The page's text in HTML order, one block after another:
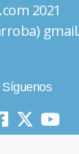
Síguenos